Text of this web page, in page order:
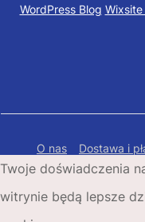
WordPress Blog Wixsite
O nas Dostawa i
Polityka
Copyright ©
Twoje doświadczenia
witrynie będą lepsze